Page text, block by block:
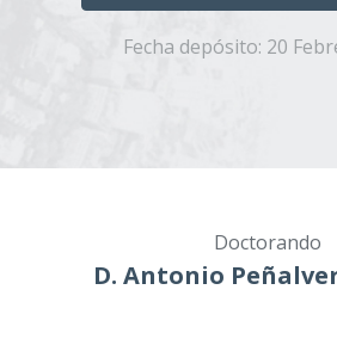
Fecha depósito: 20
Doctorando
D. Antonio